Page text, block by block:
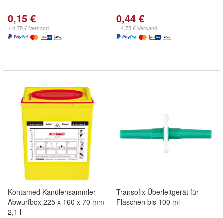
0,15 €
+ 4,75 € Versand
0,44 €
+ 4,75 € Versand
Kontamed Kanülensammler
Abwurfbox 225 x 160 x 70 mm
2,1 l
Transofix Überleitgerät für
Flaschen bis 100 ml